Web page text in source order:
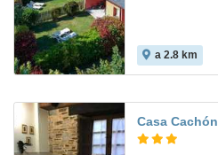
a 2.8 km
Casa Cachón